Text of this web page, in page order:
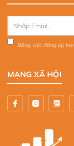
Bằng việc đăng ký,
MẠNG XÃ HỘI